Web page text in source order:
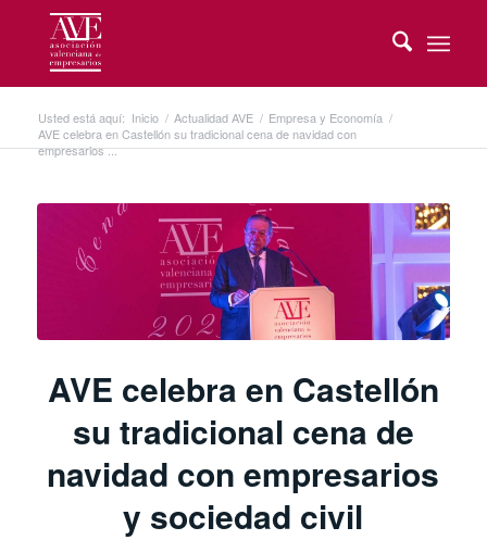
Usted está aquí: Inicio / Actualidad AVE / Empresa y Economía /
AVE celebra en Castellón su tradicional cena de navidad con
empresarios ...
AVE celebra en Castellón
su tradicional cena de
navidad con empresarios
y sociedad civil